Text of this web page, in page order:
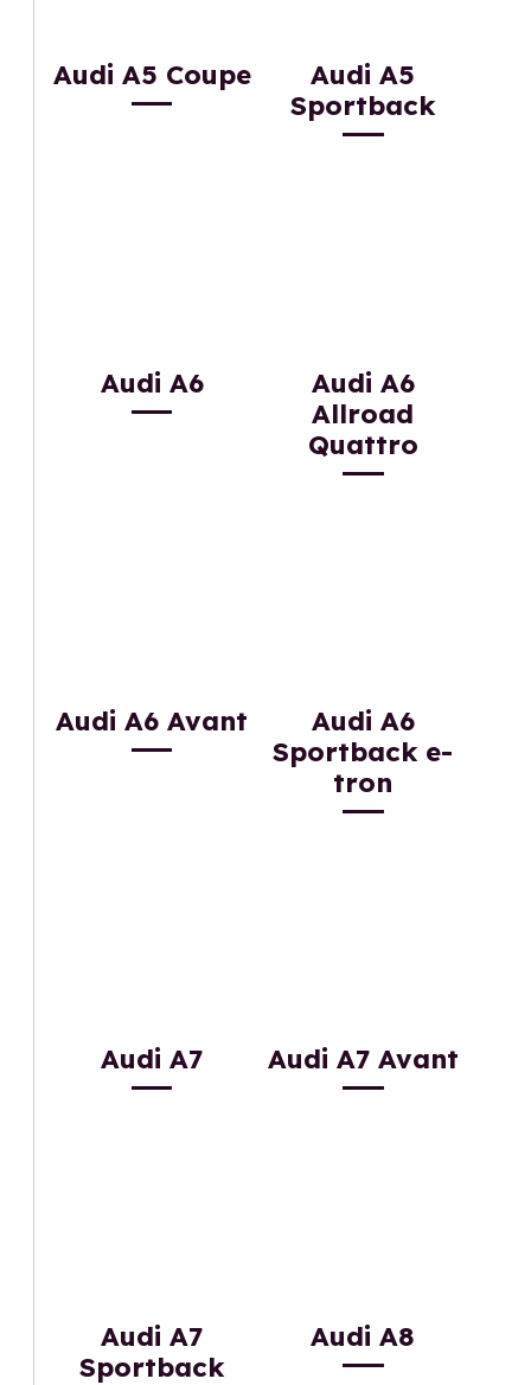
Audi A5 Coupe
Audi A5
Sportback
Audi A6
Audi A6
Allroad
Quattro
Audi A6 Avant
Audi A6
Sportback e-
tron
Audi A7 Audi A7 Avant
Audi A7
Sportback
Audi A8